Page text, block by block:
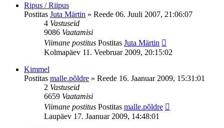
Ripus / Riipus
Postitas Juta Märtin » Reede 06. Juuli 2007, 21:06:07
4 Vastuseid
9086 Vaatamisi
Viimane postitus Postitas Juta Märtin
Kolmapäev 11. Veebruar 2009, 20:15:02
Kimmel
Postitas malle.põldre » Reede 16. Jaanuar 2009, 15:31:01
2 Vastuseid
6659 Vaatamisi
Viimane postitus Postitas malle.põldre
Laupäev 17. Jaanuar 2009, 14:48:01